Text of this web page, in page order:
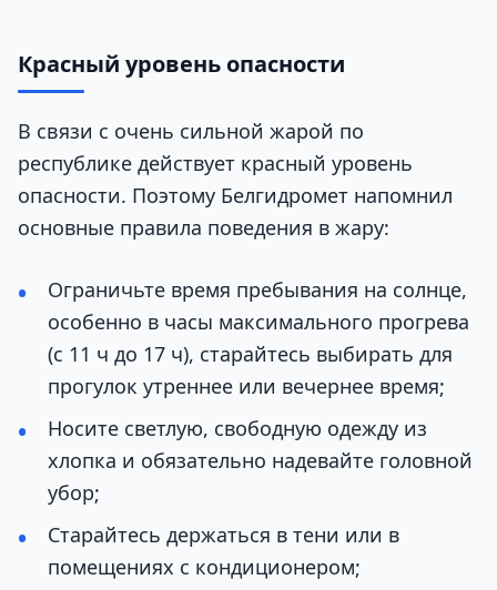
Красный уровень опасности
В связи с очень сильной жарой по
республике действует красный уровень
опасности. Поэтому Белгидромет напомнил
основные правила поведения в жару:
Ограничьте время пребывания на солнце,
особенно в часы максимального прогрева
(с 11 ч до 17 ч), старайтесь выбирать для
прогулок утреннее или вечернее время;
Носите светлую, свободную одежду из
хлопка и обязательно надевайте головной
убор;
Старайтесь держаться в тени или в
помещениях с кондиционером;